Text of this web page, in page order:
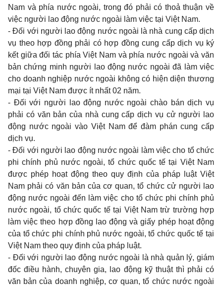
Nam và phía nước ngoài, trongđó phải có thoả thuận về
việc người lao động nước ngoài làm việc tại Việt Nam.
-Đối với người laođộng nước ngoài là nhà cung cấp dịch
vụ theo hợp đồng phải có hợp đồng cung cấp dịch vụ ký
kết giữa đối tác phía Việt Nam và phía nước ngoài và văn
bản chứng minh người laođộng nước ngoài đã làm việc
cho doanh nghiệp nước ngoài không có hiện diện thương
mại tại Việt Nam được ít nhất02 năm.
- Đối với người laođộng nước ngoài chào bán dịch vụ
phải có văn bản của nhà cungcấp dịch vụ cử người
lao
động nước ngoài vào Việt Namđể đàm pháncungcấp
dịch vụ.
-Đối với người lao động nước ngoài làm việccho tổ chức
phichính phủ nước ngoài, tổ chức quốc tế tại Việt Nam
được phép hoạt động theo quy định của pháp luật Việt
Nam phải có văn bản của cơquan,tổ chức cử người lao
động nước ngoài đến làm việc cho tổ chức phi chính phủ
nước ngoài, tổ chức quốc tế tại Việt Namtrừ trường hợp
làm việctheo hợp đồng laođộng và giấy phép hoạt động
của tổ chức phi chính phủ nước ngoài, tổ chức quốc tế tại
Việt Nam theo quy định của pháp luật.
- Đối với người lao động nước ngoài là nhà quản lý, giám
đốc điều hành, chuyêngia, lao động kỹ thuật thì phải có
văn bản của doanh nghiệp, cơquan,tổ chức nước ngoài